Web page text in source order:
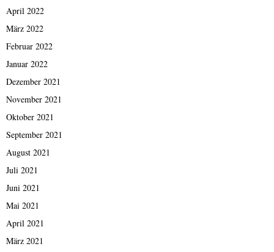
April 2022
März 2022
Februar 2022
Januar 2022
Dezember 2021
November 2021
Oktober 2021
September 2021
August 2021
Juli 2021
Juni 2021
Mai 2021
April 2021
März 2021